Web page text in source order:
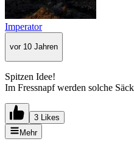
Imperator
vor 10 Jahren
Spitzen Idee!
Im Fressnapf werden solche
3 Likes
Mehr